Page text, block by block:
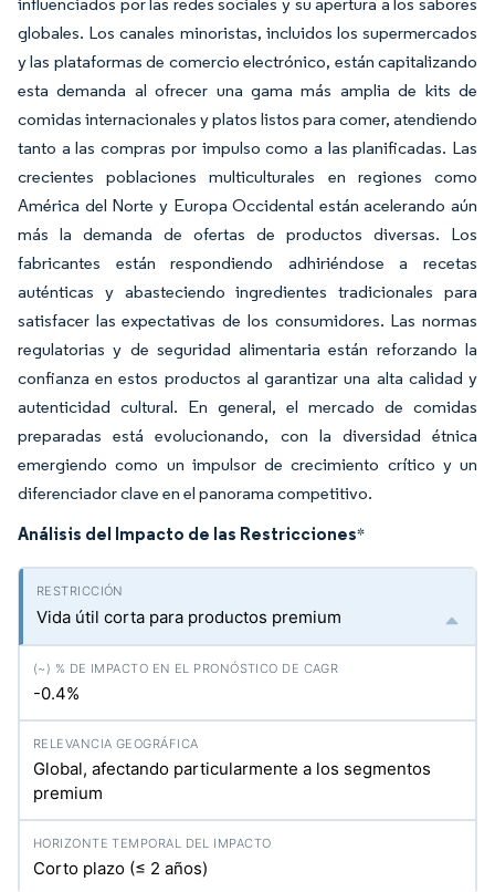
globales. Los canales minoristas, incluidos los supermercados
y las plataformas de comercio electrónico, están capitalizando
esta demanda al ofrecer una gama más amplia de kits de
comidas internacionales y platos listos para comer, atendiendo
tanto a las compras por impulso como a las planificadas. Las
crecientes poblaciones multiculturales en regiones como
América del Norte y Europa Occidental están acelerando aún
más la demanda de ofertas de productos diversas. Los
fabricantes están respondiendo adhiriéndose a recetas
auténticas y abasteciendo ingredientes tradicionales para
satisfacer las expectativas de los consumidores. Las normas
regulatorias y de seguridad alimentaria están reforzando la
confianza en estos productos al garantizar una alta calidad y
autenticidad cultural. En general, el mercado de comidas
preparadas está evolucionando, con la diversidad étnica
emergiendo como un impulsor de crecimiento crítico y un
diferenciador clave en el panorama competitivo.
Análisis del Impacto de las Restricciones*
Vida útil corta para productos premium
-0.4%
Global, afectando particularmente a los segmentos
premium
Corto plazo (≤ 2 años)